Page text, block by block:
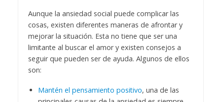
Aunque la ansiedad social puede complicar las
cosas, existen diferentes maneras de afrontar y
mejorar la situación. Esta no tiene que ser una
limitante al buscar el amor y existen consejos a
seguir que pueden ser de ayuda. Algunos de ellos
son:
Mantén el pensamiento positivo, una de las